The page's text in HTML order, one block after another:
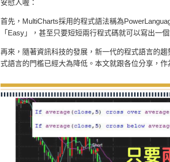
安慰人喔：
首先，MultiCharts採用的程式語法稱為
「Easy」，甚至只要短短兩行程式碼就可以寫出一
再來，隨著資訊科技的發展，新一代的程式語言的
式語言的門檻已經大為降低。本文就跟各位分享，